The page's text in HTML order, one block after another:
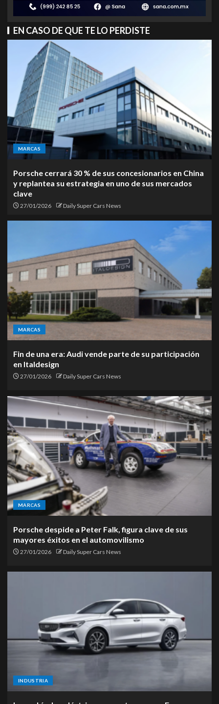
EN CASO DE QUE TE LO PERDISTE
MARCAS
Porsche cerrará 30 % de sus concesionarios en China
y replantea su estrategia en uno de sus mercados
clave
27/01/2026 Daily Super Cars News
MARCAS
Fin de una era: Audi vende parte de su participación
en Italdesign
27/01/2026 Daily Super Cars News
MARCAS
Porsche despide a Peter Falk, figura clave de sus
mayores éxitos en el automovilismo
27/01/2026 Daily Super Cars News
INDUSTRIA